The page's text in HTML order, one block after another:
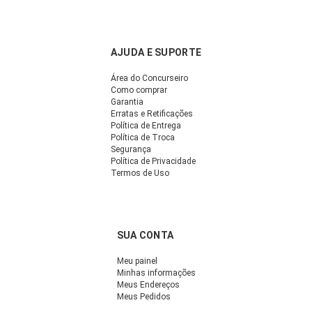
AJUDA E SUPORTE
Área do Concurseiro
Como comprar
Garantia
Erratas e Retificações
Política de Entrega
Política de Troca
Segurança
Política de Privacidade
Termos de Uso
SUA CONTA
Meu painel
Minhas informações
Meus Endereços
Meus Pedidos